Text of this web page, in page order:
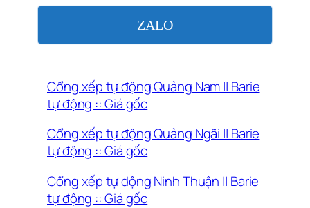
ZALO
Cổng xếp tự động Quảng Nam || Barie
tự động :: Giá gốc
Cổng xếp tự động Quảng Ngãi || Barie
tự động :: Giá gốc
Cổng xếp tự động Ninh Thuận || Barie
tự động :: Giá gốc